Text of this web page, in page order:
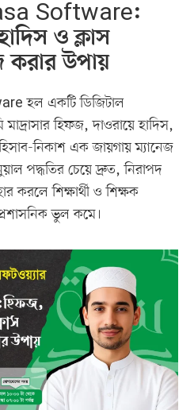
Software:
ও ক্লাস
করার উপায়
হল একটি ডিজিটাল
মাদ্রাসার হিফজ, দাওরায়ে হাদিস,
নিকাশ এক জায়গায় ম্যানেজ
করলে শিক্ষার্থী ও শিক্ষক
ভুল কমে।